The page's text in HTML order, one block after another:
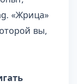
«Жрица»
вы,